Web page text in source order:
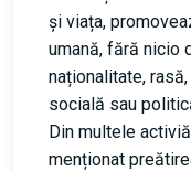
și viața,
umană, fără nicio
naționalitate,
socială sau
Din multele
menționat